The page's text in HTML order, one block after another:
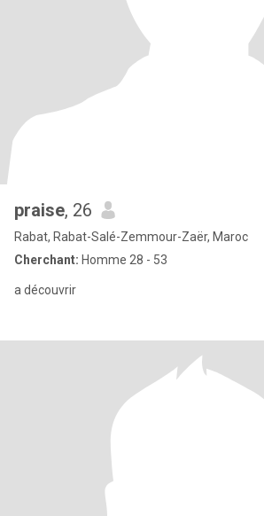
praise, 26
Rabat, Rabat-Salé-Zemmour-Zaër, Maroc
Cherchant: Homme 28 - 53
a découvrir